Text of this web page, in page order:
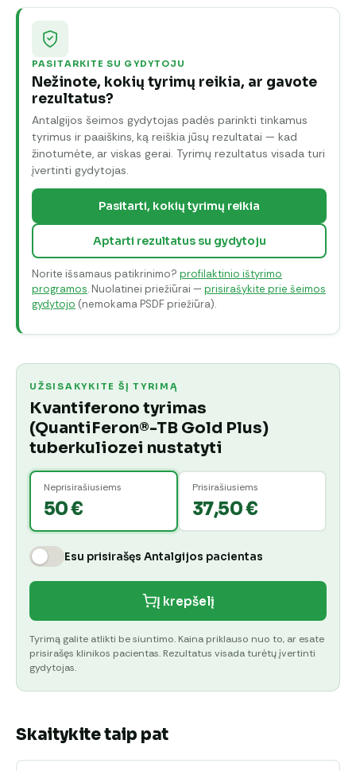
PASITARKITE SU GYDYTOJU
Nežinote, kokių tyrimų reikia, ar gavote
rezultatus?
Antalgijos šeimos gydytojas padės parinkti tinkamus
tyrimus ir paaiškins, ką reiškia jūsų rezultatai — kad
žinotumėte, ar viskas gerai. Tyrimų rezultatus visada turi
įvertinti gydytojas.
Pasitarti, kokių tyrimų reikia
Aptarti rezultatus su gydytoju
Norite išsamaus patikrinimo? profilaktinio ištyrimo
programos. Nuolatinei priežiūrai —prisirašykite prie šeimos
gydytojo (nemokama PSDF priežiūra).
UŽSISAKYKITE ŠĮ TYRIMĄ
Kvantiferono tyrimas
(QuantiFeron®-TB Gold Plus)
tuberkuliozei nustatyti
Neprisirašiusiems
50 €
Prisirašiusiems
37,50 €
Esu prisirašęs Antalgijos pacientas
Į krepšelį
Tyrimą galite atlikti be siuntimo. Kaina priklauso nuo to, ar esate
prisirašęs klinikos pacientas. Rezultatus visada turėtų įvertinti
gydytojas.
Skaitykite taip pat